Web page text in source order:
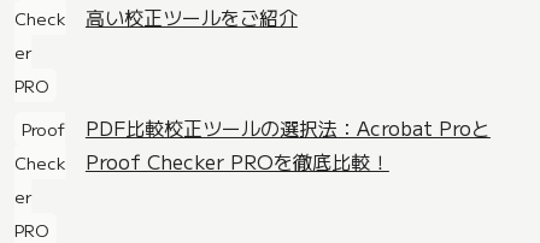
Check
er
PRO
高い校正ツールをご紹介
Proof
Check
er
PRO
PDF比較校正ツールの選択法：Acrobat Proと
Proof Checker PROを徹底比較！